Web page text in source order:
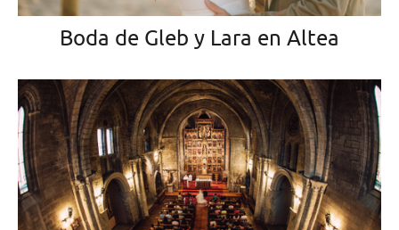
Boda de Gleb y Lara en Altea